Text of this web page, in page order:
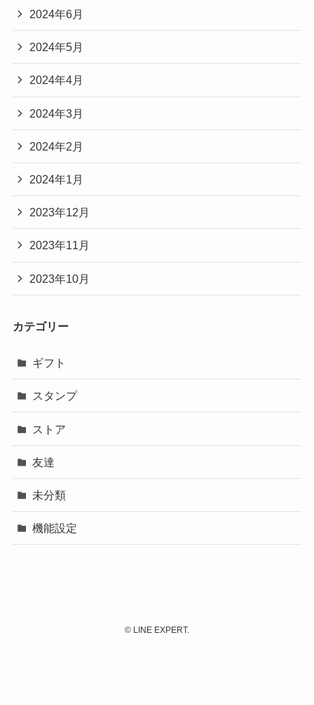
2024年6月
2024年5月
2024年4月
2024年3月
2024年2月
2024年1月
2023年12月
2023年11月
2023年10月
カテゴリー
ギフト
スタンプ
ストア
友達
未分類
機能設定
© LINE EXPERT.